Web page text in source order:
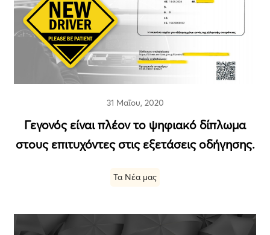
31 Μαΐου, 2020
Γεγονός είναι πλέον το ψηφιακό δίπλωμα
στους επιτυχόντες στις εξετάσεις οδήγησης.
Τα Νέα μας